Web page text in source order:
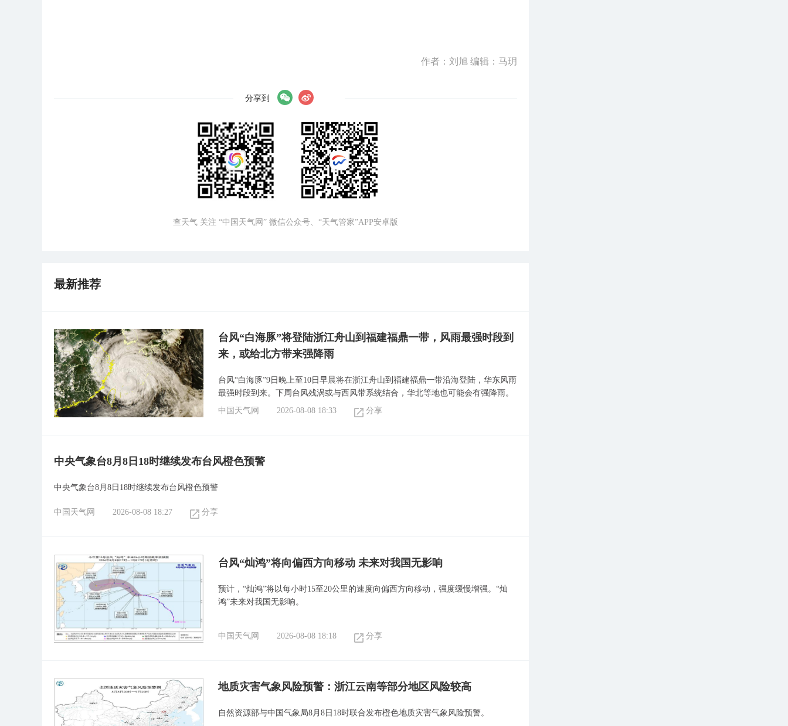
作者：刘旭 编辑：马玥
分享到
查天气 关注 “中国天气网” 微信公众号、“天气管家”APP安卓版
最新推荐
台风“白海豚”将登陆浙江舟山到福建福鼎一带，风雨最强时段到
来，或给北方带来强降雨
台风“白海豚”9日晚上至10日早晨将在浙江舟山到福建福鼎一带沿海登陆，华东风雨
最强时段到来。下周台风残涡或与西风带系统结合，华北等地也可能会有强降雨。
中国天气网
2026-08-08 18:33 分享
中央气象台8月8日18时继续发布台风橙色预警
中央气象台8月8日18时继续发布台风橙色预警
中国天气网 2026-08-08 18:27 分享
台风“灿鸿”将向偏西方向移动 未来对我国无影响
预计，“灿鸿”将以每小时15至20公里的速度向偏西方向移动，强度缓慢增强。“灿
鸿”未来对我国无影响。
中国天气网 2026-08-08 18:18 分享
地质灾害气象风险预警：浙江云南等部分地区风险较高
自然资源部与中国气象局8月8日18时联合发布橙色地质灾害气象风险预警。